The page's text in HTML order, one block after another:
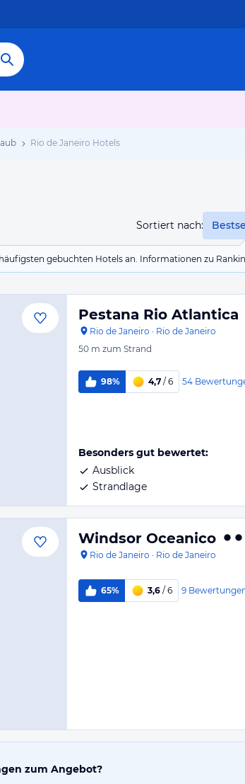
Rio de Janeiro Hotels
Sortiert nach:
gebuchten Hotels an. Informationen zu
Pestana Rio Atlantica
Rio de Janeiro · Rio de Janeiro
50 m zum Strand
98% 4,7 / 6 54
Besonders gut bewertet:
Ausblick
Strandlage
Windsor Oceanico
Rio de Janeiro · Rio de Janeiro
65% 3,6 / 6 9
zum Angebot?